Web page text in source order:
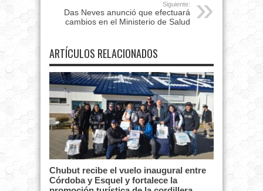
Siguiente:
Das Neves anunció que efectuará
cambios en el Ministerio de Salud
ARTÍCULOS RELACIONADOS
Chubut recibe el vuelo inaugural entre
Córdoba y Esquel y fortalece la